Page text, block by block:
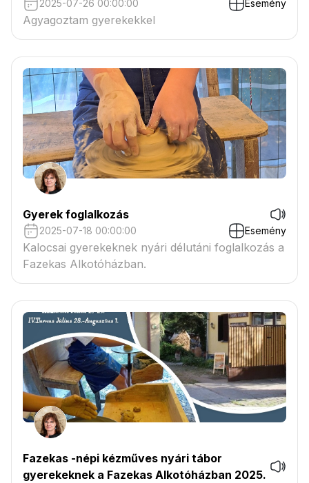
2025-07-26 00:00:00 Esemény
Agyagoztam gyerekekkel
Gyerek foglalkozás
2025-07-18 00:00:00 Esemény
Kalocsai gyerekeknek nyári délutáni foglalkozás a
Fazekas Alkotóházban.
Fazekas -népi kézműves nyári tábor
gyerekeknek a Fazekas Alkotóházban 2025.